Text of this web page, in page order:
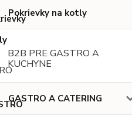
Pokrievky na kotly
B2B PRE GASTRO A
KUCHYNE
GASTRO A CATERING